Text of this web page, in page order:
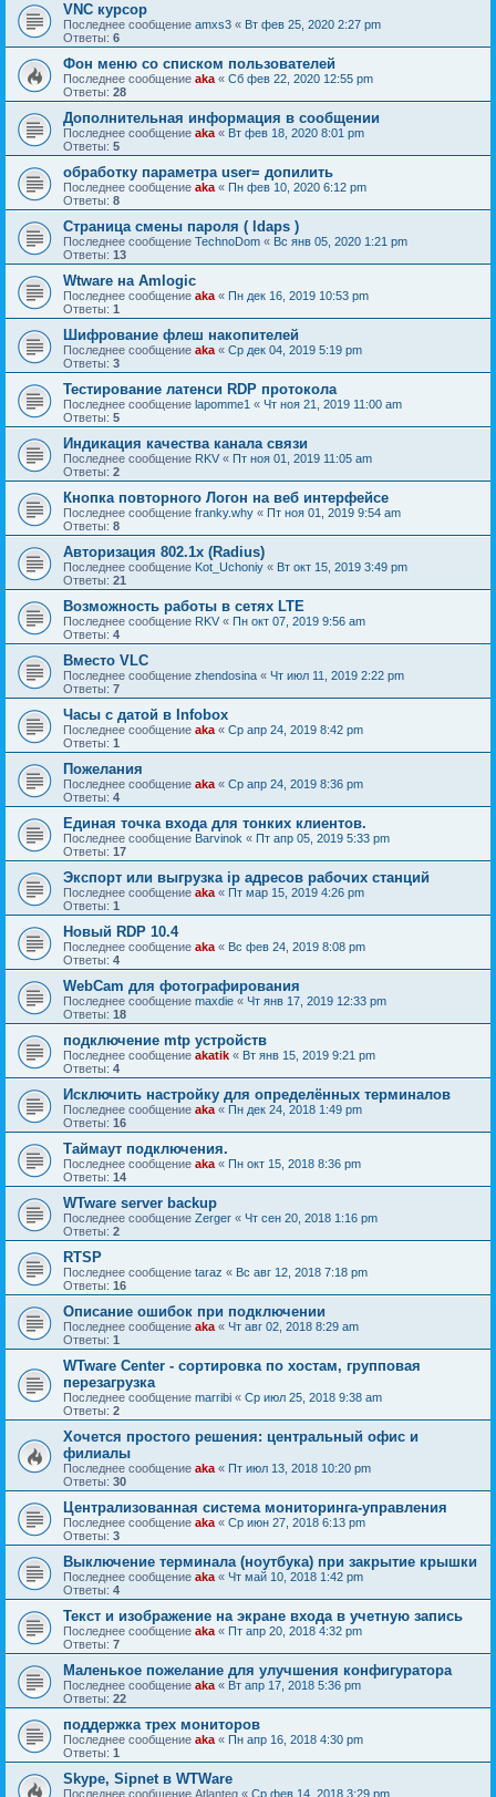
VNC курсор
Последнее сообщение amxs3 « Вт фев 25, 2020 2:27 pm
Ответы: 6
Фон меню со списком пользователей
Последнее сообщение aka « Сб фев 22, 2020 12:55 pm
Ответы: 28
Дополнительная информация в сообщении
Последнее сообщение aka « Вт фев 18, 2020 8:01 pm
Ответы: 5
обработку параметра user= допилить
Последнее сообщение aka « Пн фев 10, 2020 6:12 pm
Ответы: 8
Страница смены пароля ( ldaps )
Последнее сообщение TechnoDom « Вс янв 05, 2020 1:21 pm
Ответы: 13
Wtware на Amlogic
Последнее сообщение aka « Пн дек 16, 2019 10:53 pm
Ответы: 1
Шифрование флеш накопителей
Последнее сообщение aka « Ср дек 04, 2019 5:19 pm
Ответы: 3
Тестирование латенси RDP протокола
Последнее сообщение lapomme1 « Чт ноя 21, 2019 11:00 am
Ответы: 5
Индикация качества канала связи
Последнее сообщение RKV « Пт ноя 01, 2019 11:05 am
Ответы: 2
Кнопка повторного Логон на веб интерфейсе
Последнее сообщение franky.why « Пт ноя 01, 2019 9:54 am
Ответы: 8
Авторизация 802.1x (Radius)
Последнее сообщение Kot_Uchoniy « Вт окт 15, 2019 3:49 pm
Ответы: 21
Возможность работы в сетях LTE
Последнее сообщение RKV « Пн окт 07, 2019 9:56 am
Ответы: 4
Вместо VLC
Последнее сообщение zhendosina « Чт июл 11, 2019 2:22 pm
Ответы: 7
Часы с датой в Infobox
Последнее сообщение aka « Ср апр 24, 2019 8:42 pm
Ответы: 1
Пожелания
Последнее сообщение aka « Ср апр 24, 2019 8:36 pm
Ответы: 4
Единая точка входа для тонких клиентов.
Последнее сообщение Barvinok « Пт апр 05, 2019 5:33 pm
Ответы: 17
Экспорт или выгрузка ip адресов рабочих станций
Последнее сообщение aka « Пт мар 15, 2019 4:26 pm
Ответы: 1
Новый RDP 10.4
Последнее сообщение aka « Вс фев 24, 2019 8:08 pm
Ответы: 4
WebCam для фотографирования
Последнее сообщение maxdie « Чт янв 17, 2019 12:33 pm
Ответы: 18
подключение mtp устройств
Последнее сообщение akatik « Вт янв 15, 2019 9:21 pm
Ответы: 4
Исключить настройку для определённых терминалов
Последнее сообщение aka « Пн дек 24, 2018 1:49 pm
Ответы: 16
Таймаут подключения.
Последнее сообщение aka « Пн окт 15, 2018 8:36 pm
Ответы: 14
WTware server backup
Последнее сообщение Zerger « Чт сен 20, 2018 1:16 pm
Ответы: 2
RTSP
Последнее сообщение taraz « Вс авг 12, 2018 7:18 pm
Ответы: 16
Описание ошибок при подключении
Последнее сообщение aka « Чт авг 02, 2018 8:29 am
Ответы: 1
WTware Center - сортировка по хостам, групповая
перезагрузка
Последнее сообщение marribi « Ср июл 25, 2018 9:38 am
Ответы: 2
Хочется простого решения: центральный офис и
филиалы
Последнее сообщение aka « Пт июл 13, 2018 10:20 pm
Ответы: 30
Централизованная система мониторинга-управления
Последнее сообщение aka « Ср июн 27, 2018 6:13 pm
Ответы: 3
Выключение терминала (ноутбука) при закрытие крышки
Последнее сообщение aka « Чт май 10, 2018 1:42 pm
Ответы: 4
Текст и изображение на экране входа в учетную запись
Последнее сообщение aka « Пт апр 20, 2018 4:32 pm
Ответы: 7
Маленькое пожелание для улучшения конфигуратора
Последнее сообщение aka « Вт апр 17, 2018 5:36 pm
Ответы: 22
поддержка трех мониторов
Последнее сообщение aka « Пн апр 16, 2018 4:30 pm
Ответы: 1
Skype, Sipnet в WTWare
Последнее сообщение Atlanteg « Ср фев 14, 2018 3:29 pm